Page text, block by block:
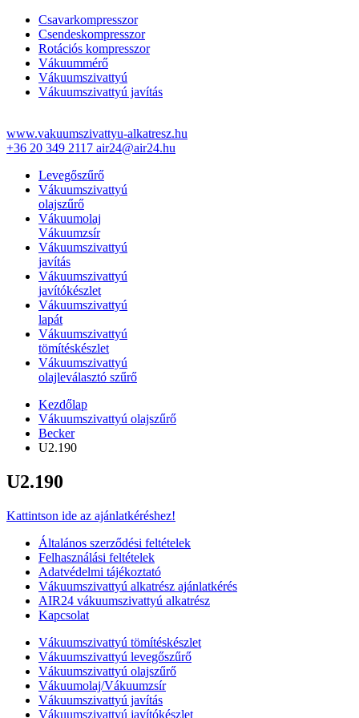
Csavarkompresszor
Csendeskompresszor
Rotációs kompresszor
Vákuummérő
Vákuumszivattyú
Vákuumszivattyú javítás
www.vakuumszivattyu-alkatresz.hu
+36 20 349 2117 air24@air24.hu
Levegőszűrő
Vákuumszivattyú
olajszűrő
Vákuumolaj
Vákuumzsír
Vákuumszivattyú
javítás
Vákuumszivattyú
javítókészlet
Vákuumszivattyú
lapát
Vákuumszivattyú
tömítéskészlet
Vákuumszivattyú
olajleválasztó szűrő
Kezdőlap
Vákuumszivattyú olajszűrő
Becker
U2.190
U2.190
Kattintson ide az ajánlatkéréshez!
Általános szerződési feltételek
Felhasználási feltételek
Adatvédelmi tájékoztató
Vákuumszivattyú alkatrész ajánlatkérés
AIR24 vákuumszivattyú alkatrész
Kapcsolat
Vákuumszivattyú tömítéskészlet
Vákuumszivattyú levegőszűrő
Vákuumszivattyú olajszűrő
Vákuumolaj/Vákuumzsír
Vákuumszivattyú javítás
Vákuumszivattyú javítókészlet